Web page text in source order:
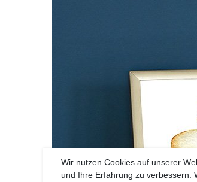
Wir nutzen Cookies auf unserer
und Ihre Erfahrung zu verbessern.